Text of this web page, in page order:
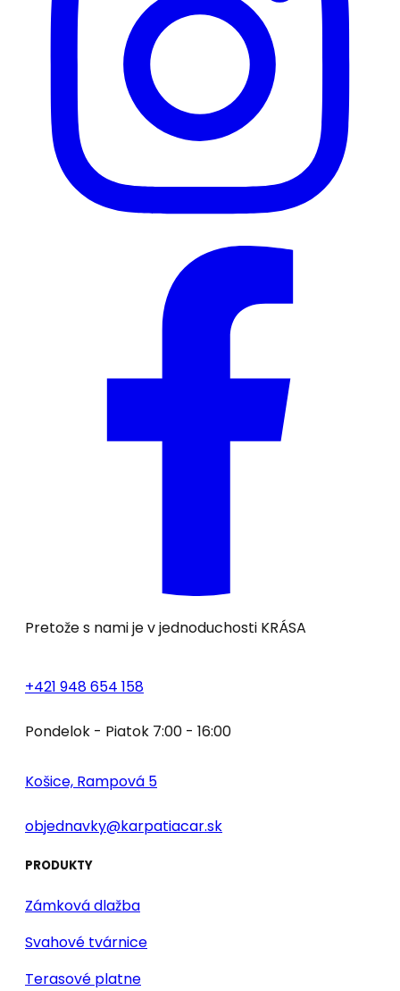
Pretože s nami je v jednoduchosti KRÁSA
+421 948 654 158
Pondelok - Piatok 7:00 - 16:00
Košice, Rampová 5
objednavky@karpatiacar.sk
PRODUKTY
Zámková dlažba
Svahové tvárnice
Terasové platne